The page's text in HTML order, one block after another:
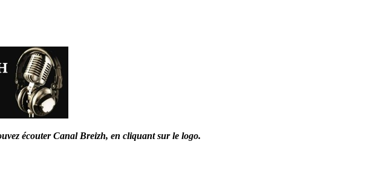
écouter Canal Breizh, en cliquant sur le logo.